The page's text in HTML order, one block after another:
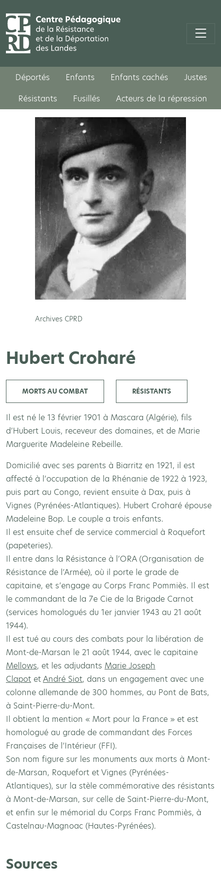
Déportés Enfants Enfants cachés
Justes
Résistants
Fusillés Acteurs de la répression
Archives CPRD
Hubert Croharé
MORTS AU COMBAT RÉSISTANTS
Il est né le 13 février 1901 à Mascara (Algérie), fils
d’Hubert Louis, receveur des domaines, et de Marie
Marguerite Madeleine Rebeille.
Domicilié avec ses parents à Biarritz en 1921, il est
affecté à l’occupation de la Rhénanie de 1922 à 1923,
puis part au Congo, revient ensuite à Dax, puis à
Vignes (Pyrénées-Atlantiques). Hubert Croharé épouse
Madeleine Bop. Le couple a trois enfants.
Il est ensuite chef de service commercial à Roquefort
(papeteries).
Il entre dans la Résistance à l’ORA (Organisation de
Résistance de l’Armée), où il porte le grade de
capitaine, et s’engage au Corps Franc Pommiès. Il est
le commandant de la 7e Cie de la Brigade Carnot
(services homologués du 1er janvier 1943 au 21 août
1944).
Il est tué au cours des combats pour la libération de
Mont-de-Marsan le 21 août 1944, avec le capitaine
Mellows, et les adjudants Marie Joseph
Clapot etAndré Siot, dans un engagement avec une
colonne allemande de 300 hommes, au Pont de Bats,
à Saint-Pierre-du-Mont.
Il obtient la mention « Mort pour la France » et est
homologué au grade de commandant des Forces
Françaises de l’Intérieur (FFI).
Son nom figure sur les monuments aux morts à Mont-
de-Marsan, Roquefort et Vignes (Pyrénées-
Atlantiques), sur la stèle commémorative des résistants
à Mont-de-Marsan, sur celle de Saint-Pierre-du-Mont,
et enfin sur le mémorial du Corps Franc Pommiès, à
Castelnau-Magnoac (Hautes-Pyrénées).
Sources